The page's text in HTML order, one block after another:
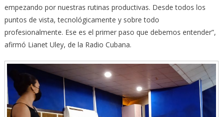
empezando por nuestras rutinas productivas. Desde todos los
puntos de vista, tecnológicamente y sobre todo
profesionalmente. Ese es el primer paso que debemos entender”,
afirmó Lianet Uley, de la Radio Cubana.